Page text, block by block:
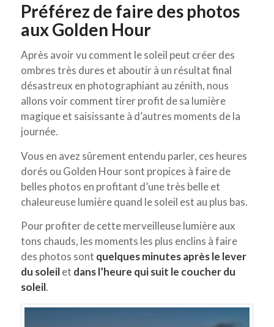
Préférez de faire des photos
aux Golden Hour
Après avoir vu comment le soleil peut créer des
ombres très dures et aboutir à un résultat final
désastreux en photographiant au zénith, nous
allons voir comment tirer profit de sa lumière
magique et saisissante à d’autres moments de la
journée.
Vous en avez sûrement entendu parler, ces heures
dorés ou Golden Hour sont propices à faire de
belles photos en profitant d’une très belle et
chaleureuse lumière quand le soleil est au plus bas.
Pour profiter de cette merveilleuse lumière aux
tons chauds, les moments les plus enclins à faire
des photos sont quelques minutes après le lever
du soleilet dans l’heure qui suit le coucher du
soleil.